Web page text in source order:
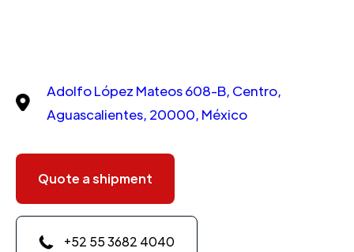
Adolfo López Mateos 608-B, Centro,
Aguascalientes, 20000, México
Quote a shipment
+52 55 3682 4040